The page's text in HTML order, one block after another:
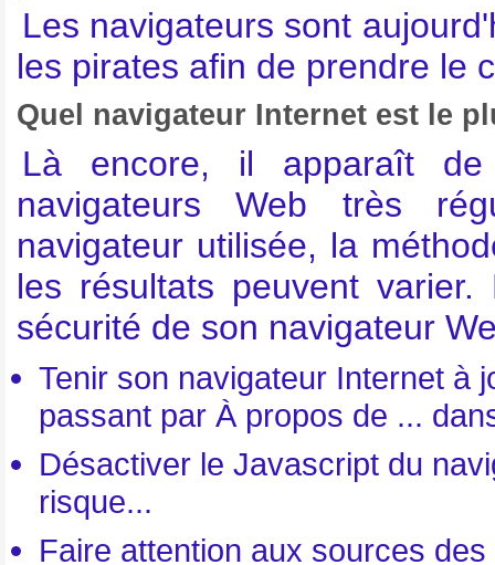
Les navigateurs sont
les pirates afin de prendre le
Quel navigateur Internet est le
Là encore, il apparaît
navigateurs Web très
navigateur utilisée, la
les résultats peuvent
sécurité de son navigateur
Tenir son navigateur Internet à
passant par À propos de ...
Désactiver le Javascript du
risque...
Faire attention aux sources